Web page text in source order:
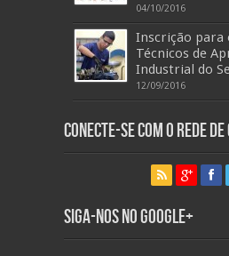
04/10/2016
Inscrição para
Técnicos de
Industrial do
12/09/2016
Conecte-se com o Rede
Siga-nos no Google+